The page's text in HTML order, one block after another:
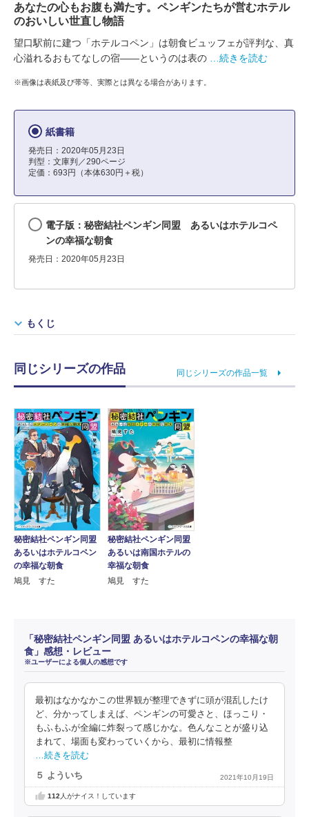
あなたの心もお腹も満たす。ペンギンたちが営むホテル
のおいしい世直し物語
望口駅前に建つ「ホテルコペン」は朝食ビュッフェが評判な、真
心溢れるおもてなしの宿――というのは表の
…続きを読む
※画像は表紙及び帯等、実際とは異なる場合があります。
紙書籍
発売日：2020年05月23日
判型：文庫判／290ページ
定価：693円（本体630円＋税）
電子版：秘密結社ペンギン同盟 あるいはホテルコペ
ンの幸福な朝食
発売日：2020年05月23日
もくじ
同じシリーズの作品 同じシリーズの作品一覧
秘密結社ペンギン同盟
あるいはホテルコペン
の幸福な朝食
鳩見 すた
秘密結社ペンギン同盟
あるいは南国ホテルの
幸福な朝食
鳩見 すた
「秘密結社ペンギン同盟 あるいはホテルコペンの幸福な朝
食」感想・レビュー
※ユーザーによる個人の感想です
最初はなかなかこの世界観が整理できずに頭が混乱したけ
ど、分かってしまえば、ペンギンの可愛さと、ほっこり・
もふもふが全編に炸裂って感じかな。色んなことが盛り込
まれて、場面も変わっていくから、最初に情報整
…続きを読む
５ よういち 2021年10月19日
112 人がナイス！しています